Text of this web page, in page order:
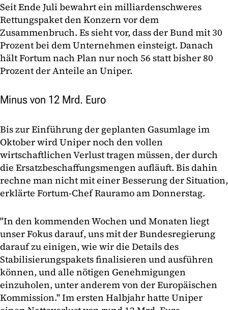
Seit Ende Juli bewahrt ein milliardenschweres
Rettungspaket den Konzern vor dem
Zusammenbruch. Es sieht vor, dass der Bund mit 30
Prozent bei dem Unternehmen einsteigt. Danach
hält Fortum nach Plan nur noch 56 statt bisher 80
Prozent der Anteile an Uniper.
Minus von 12 Mrd. Euro
Bis zur Einführung der geplanten Gasumlage im
Oktober wird Uniper noch den vollen
wirtschaftlichen Verlust tragen müssen, der durch
die Ersatzbeschaffungsmengen aufläuft. Bis dahin
rechne man nicht mit einer Besserung der Situation,
erklärte Fortum-Chef Rauramo am Donnerstag.
"In den kommenden Wochen und Monaten liegt
unser Fokus darauf, uns mit der Bundesregierung
darauf zu einigen, wie wir die Details des
Stabilisierungspakets finalisieren und ausführen
können, und alle nötigen Genehmigungen
einzuholen, unter anderem von der Europäischen
Kommission." Im ersten Halbjahr hatte Uniper